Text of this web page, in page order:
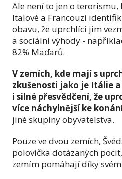
Ale není to jen o terorismu,
Italové a Francouzi
obavu, že uprchlíci jim
a sociální výhody -
82% Maďarů.
V zemích, kde mají s
zkušenosti jako je Itálie
i silné přesvědčení, že
více náchylnější ke
jiné skupiny obyvatelstva.
Pouze ve dvou zemích,
polovička dotázaných
zemím pomáhají díky